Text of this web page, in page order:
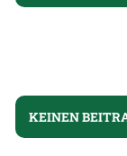
KEINEN